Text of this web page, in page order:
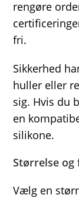
rengøre
fri.
Sikkerhed
huller eller
sig. Hvis du
en
silikone.
Størrelse og
Vælg en